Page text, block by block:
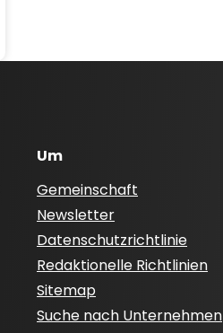
Um
Gemeinschaft
Newsletter
Datenschutzrichtlinie
Redaktionelle Richtlinien
Sitemap
Suche nach Unternehmen